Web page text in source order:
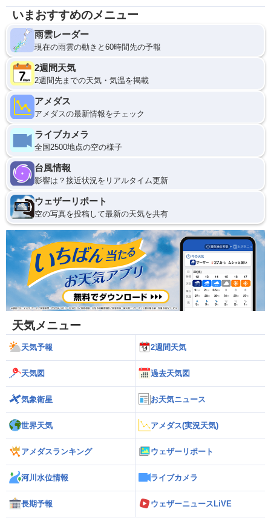
いまおすすめのメニュー
雨雲レーダー
現在の雨雲の動きと60時間先の予報
2週間天気
2週間先までの天気・気温を掲載
アメダス
アメダスの最新情報をチェック
ライブカメラ
全国2500地点の空の様子
台風情報
影響は？接近状況をリアルタイム更新
ウェザーリポート
空の写真を投稿して最新の天気を共有
天気メニュー
天気予報 2週間天気
天気図 過去天気図
気象衛星 お天気ニュース
世界天気 アメダス(実況天気)
アメダスランキング ウェザーリポート
河川水位情報 ライブカメラ
長期予報 ウェザーニュースLiVE